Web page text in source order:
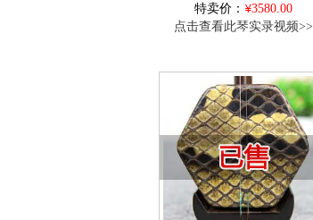
特卖价：
3580.00
点击查看此琴实录视频>>